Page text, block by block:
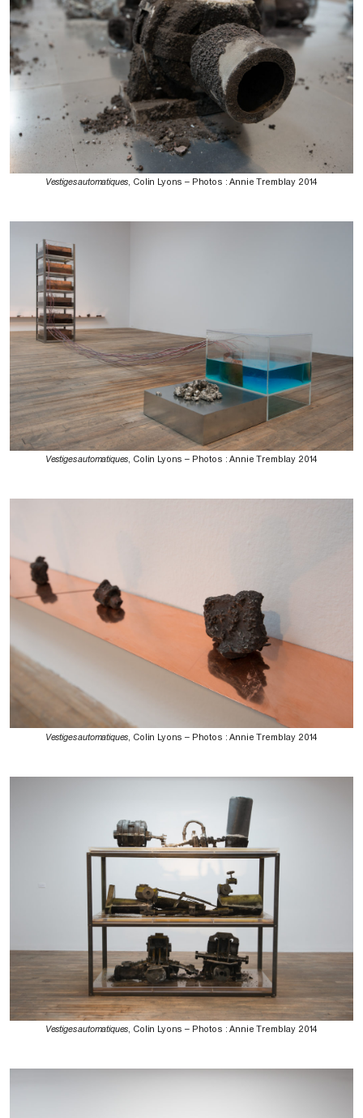
Vestiges automatiques , Colin Lyons – Photos : Annie Tremblay 2014
Vestiges automatiques, Colin Lyons – Photos : Annie Tremblay 2014
Vestiges automatiques , Colin Lyons – Photos : Annie Tremblay 2014
Vestiges automatiques , Colin Lyons – Photos : Annie Tremblay 2014